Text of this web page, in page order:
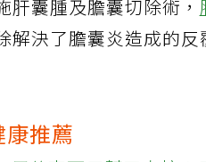
肝囊腫及膽囊切除術，
解決了膽囊炎造成的
推薦